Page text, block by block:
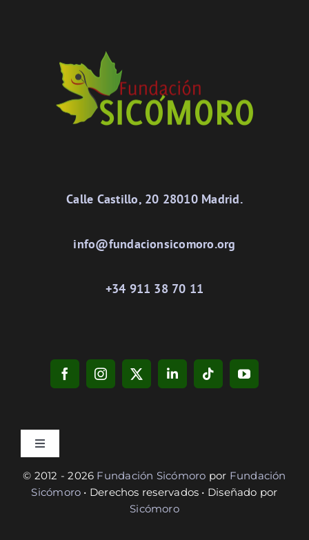
Calle Castillo, 20 28010 Madrid.
info@fundacionsicomoro.org
+34 911 38 70 11
Toggle
Privacidad
© 2012 - 2026 Fundación Sicómoro por Fundación
Sicómoro • Derechos reservados • Diseñado por
Sicómoro